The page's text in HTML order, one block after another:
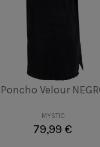
Poncho Velour
MYSTIC
79,99 €
Añadir al carrito